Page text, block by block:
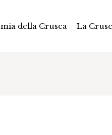
della Crusca La